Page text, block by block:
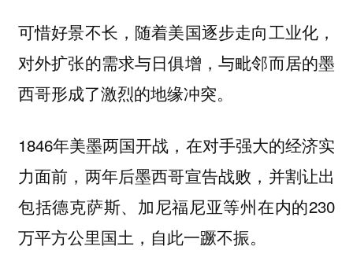
可惜好景不长，随着美国逐步走向工业化，
对外扩张的需求与日俱增，与毗邻而居的墨
西哥形成了激烈的地缘冲突。
1846年美墨两国开战，在对手强大的经济实
力面前，两年后墨西哥宣告战败，并割让出
包括德克萨斯、加尼福尼亚等州在内的230
万平方公里国土，自此一蹶不振。